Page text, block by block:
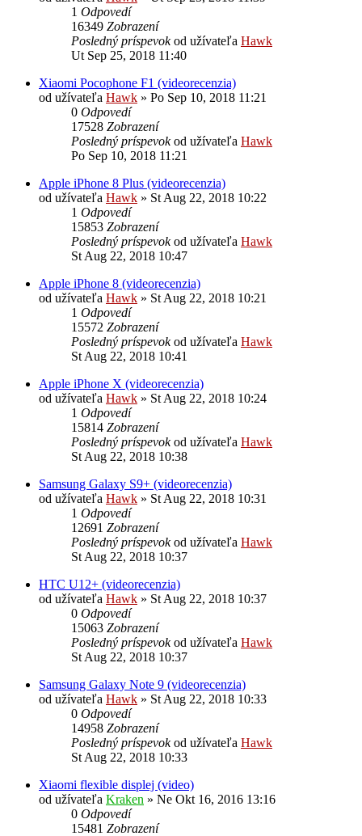
1 Odpovedí
16349 Zobrazení
Posledný príspevokod užívateľa Hawk
Ut Sep 25, 2018 11:40
Xiaomi Pocophone F1 (videorecenzia)
od užívateľa Hawk » Po Sep 10, 2018 11:21
0 Odpovedí
17528 Zobrazení
Posledný príspevokod užívateľa Hawk
Po Sep 10, 2018 11:21
Apple iPhone 8 Plus (videorecenzia)
od užívateľa Hawk » St Aug 22, 2018 10:22
1 Odpovedí
15853 Zobrazení
Posledný príspevokod užívateľa Hawk
St Aug 22, 2018 10:47
Apple iPhone 8 (videorecenzia)
od užívateľa Hawk » St Aug 22, 2018 10:21
1 Odpovedí
15572 Zobrazení
Posledný príspevokod užívateľa Hawk
St Aug 22, 2018 10:41
Apple iPhone X (videorecenzia)
od užívateľa Hawk » St Aug 22, 2018 10:24
1 Odpovedí
15814 Zobrazení
Posledný príspevokod užívateľa Hawk
St Aug 22, 2018 10:38
Samsung Galaxy S9+ (videorecenzia)
od užívateľa Hawk » St Aug 22, 2018 10:31
1 Odpovedí
12691 Zobrazení
Posledný príspevokod užívateľa Hawk
St Aug 22, 2018 10:37
HTC U12+ (videorecenzia)
od užívateľa Hawk » St Aug 22, 2018 10:37
0 Odpovedí
15063 Zobrazení
Posledný príspevokod užívateľa Hawk
St Aug 22, 2018 10:37
Samsung Galaxy Note 9 (videorecenzia)
od užívateľa Hawk » St Aug 22, 2018 10:33
0 Odpovedí
14958 Zobrazení
Posledný príspevokod užívateľa Hawk
St Aug 22, 2018 10:33
Xiaomi flexible displej (video)
od užívateľa Kraken » Ne Okt 16, 2016 13:16
0 Odpovedí
15481 Zobrazení